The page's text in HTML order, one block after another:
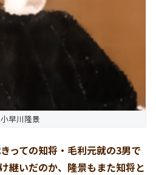
小早川隆景
っての知将・毛利元就の3男で
継いだのか、隆景もまた知将と